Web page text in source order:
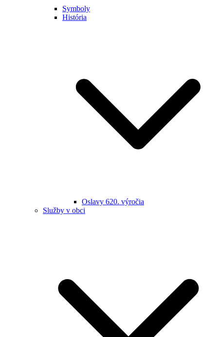
Symboly
História
Oslavy 620. výročia
Služby v obci